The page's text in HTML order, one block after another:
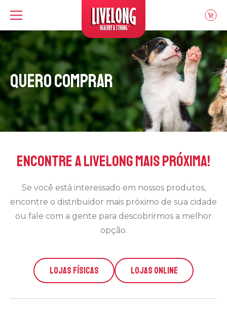
Quero Comprar
Encontre a Livelong mais próxima!
Se você está interessado em nossos produtos,
encontre o distribuidor mais próximo de sua cidade
ou fale com a gente para descobrirmos a melhor
opção.
LOJAS FÍSICAS LOJAS ONLINE